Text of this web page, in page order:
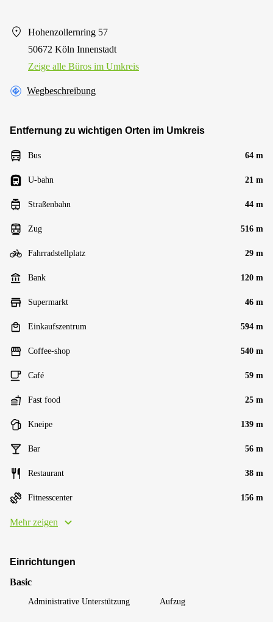
Hohenzollernring 57
50672 Köln Innenstadt
Zeige alle Büros im Umkreis
Wegbeschreibung
Entfernung zu wichtigen Orten im Umkreis
Bus 64 m
U-bahn 21 m
Straßenbahn 44 m
Zug 516 m
Fahrradstellplatz 29 m
Bank 120 m
Supermarkt 46 m
Einkaufszentrum 594 m
Coffee-shop 540 m
Café 59 m
Fast food 25 m
Kneipe 139 m
Bar 56 m
Restaurant 38 m
Fitnesscenter 156 m
Mehr zeigen
Einrichtungen
Basic
Administrative Unterstützung Aufzug